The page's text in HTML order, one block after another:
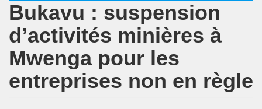
Bukavu : suspension
d’activités minières à
Mwenga pour les
entreprises non en règle